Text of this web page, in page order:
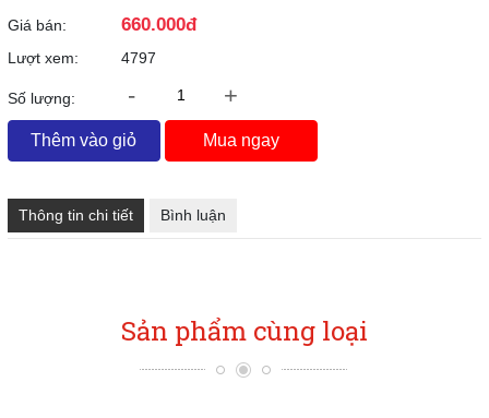
Giá bán:
660.000đ
Lượt xem: 4797
Số lượng: - +
Thêm vào giỏ Mua ngay
Thông tin chi tiết Bình luận
Sản phẩm cùng loại